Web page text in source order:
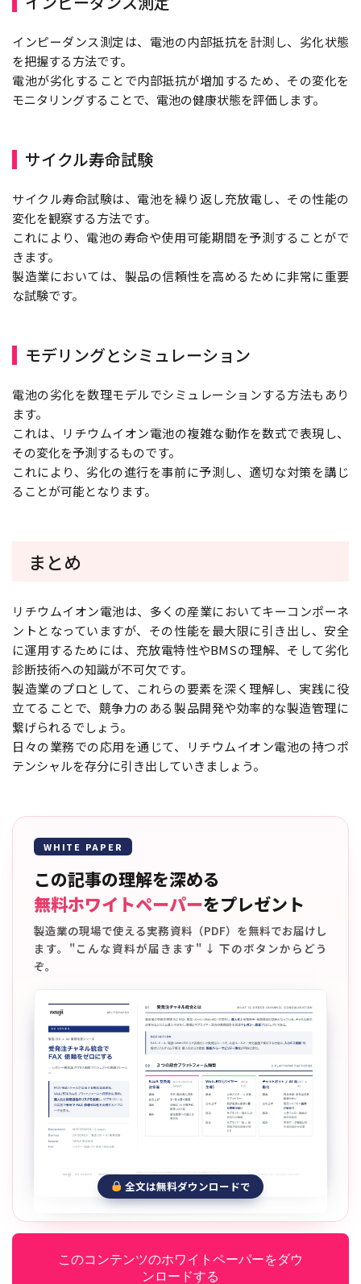
インピーダンス測定は、電池の内部抵抗を計測し、劣化状態
を把握する方法です。
電池が劣化することで内部抵抗が増加するため、その変化を
モニタリングすることで、電池の健康状態を評価します。
サイクル寿命試験
サイクル寿命試験は、電池を繰り返し充放電し、その性能の
変化を観察する方法です。
これにより、電池の寿命や使用可能期間を予測することがで
きます。
製造業においては、製品の信頼性を高めるために非常に重要
な試験です。
モデリングとシミュレーション
電池の劣化を数理モデルでシミュレーションする方法もあり
ます。
これは、リチウムイオン電池の複雑な動作を数式で表現し、
その変化を予測するものです。
これにより、劣化の進行を事前に予測し、適切な対策を講じ
ることが可能となります。
まとめ
リチウムイオン電池は、多くの産業においてキーコンポーネ
ントとなっていますが、その性能を最大限に引き出し、安全
に運用するためには、充放電特性やBMSの理解、そして劣化
診断技術への知識が不可欠です。
製造業のプロとして、これらの要素を深く理解し、実践に役
立てることで、競争力のある製品開発や効率的な製造管理に
繋げられるでしょう。
日々の業務での応用を通じて、リチウムイオン電池の持つポ
テンシャルを存分に引き出していきましょう。
WHITE PAPER
この記事の理解を深める
無料ホワイトペーパーをプレゼント
製造業の現場で使える実務資料（PDF）を無料でお届けし
ます。"こんな資料が届きます" ↓ 下のボタンからどう
ぞ。
全文は無料ダウンロードで
このコンテンツのホワイトペーパーをダウ
ンロードする